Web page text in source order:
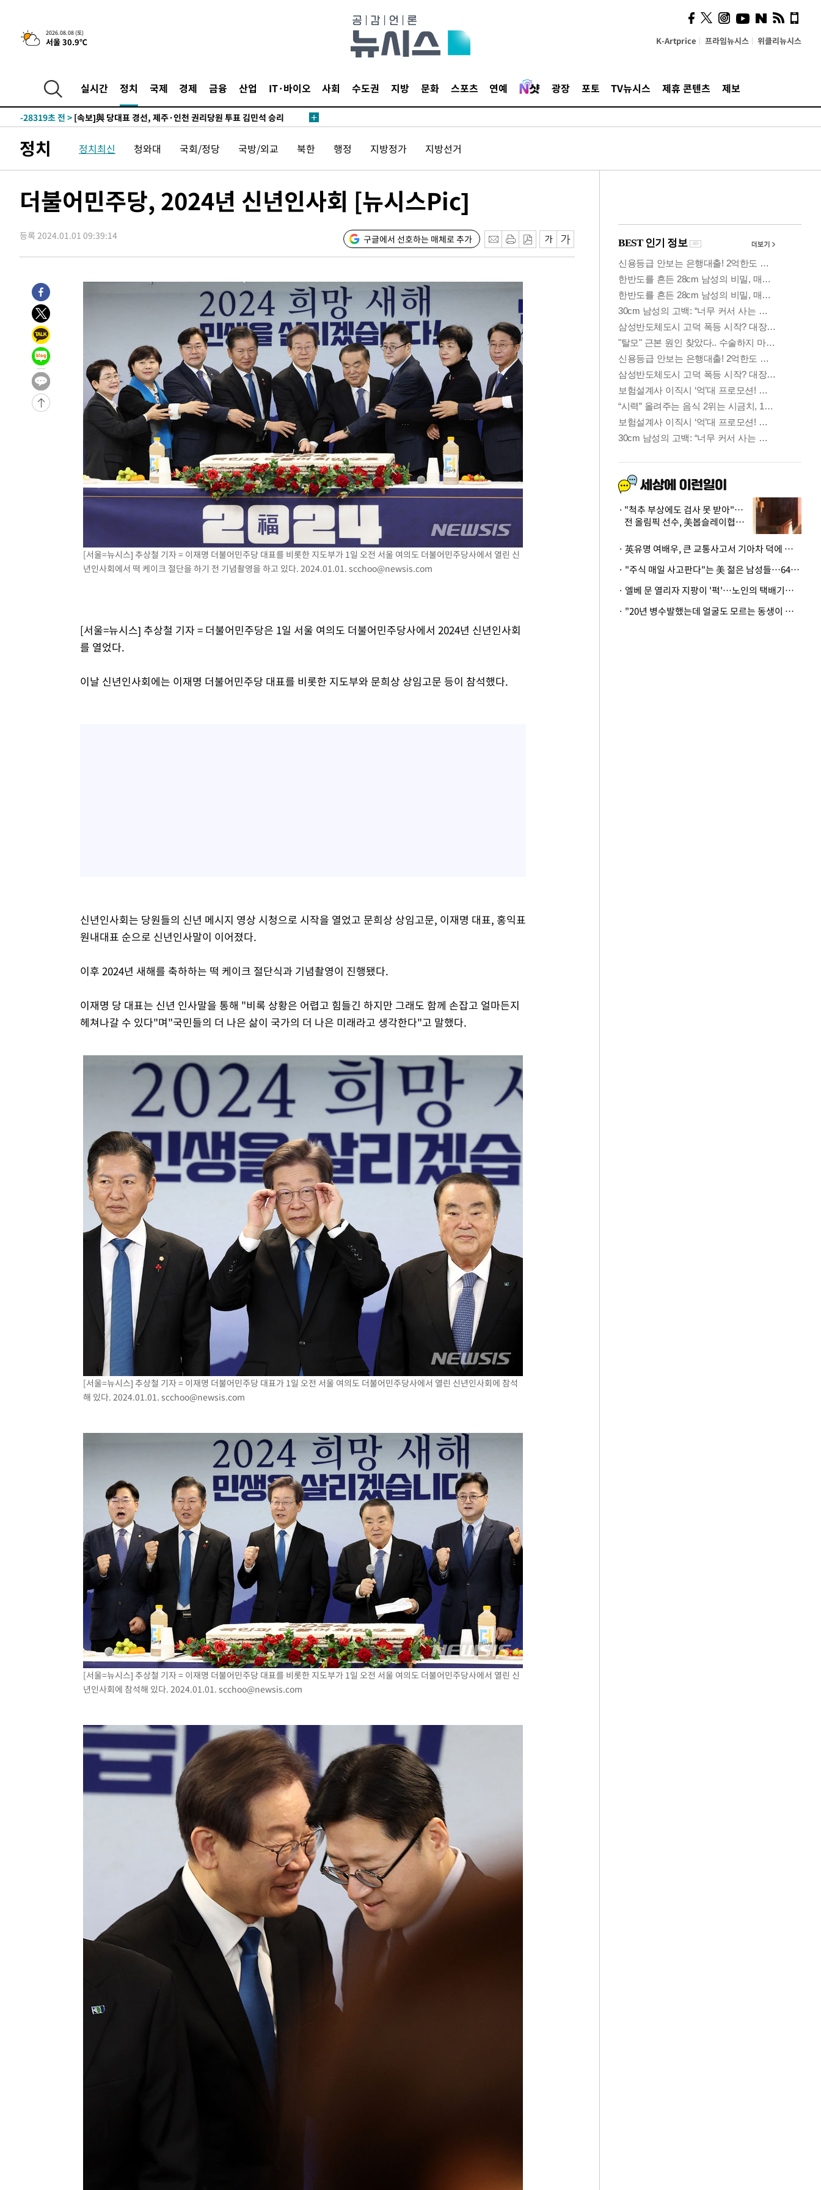
2026.08.08 (토)
서울 30.9℃ K-Artprice 프라임뉴시스 위클리뉴시스
실시간 정치 국제 경제 금융 산업 IT·바이오 사회 수도권 지방 문화 스포츠 연예 광장 포토 TV뉴시스 제휴 콘텐츠 제보
-29615초 전 >[속보]與최고위원 제주·인천 순회경선…박선원·최민희·서미화·
42.08%·宋 10.17%
-28384초 전 >
이강인 "아틀레티코 이적 기뻐…등번호 7번 의미보단 팀 위해 뛸
것"
-28319초 전 >[속보]與 당대표 경선, 제주·인천 권리당원 투표 김민석 승리
-22093초 전 >낮 최고 35도 '무더위'…동해안 시간당 30㎜ '강한 비'[내일날씨]
-21363초 전 >
틀레티코 이적"
-21145초 전 >
수도권 40도 육박 '펄펄'…동해안 일부 지역엔 호의주의보
-14059초 전 >강릉에 시간당 81.4㎜ 물폭탄…도로 잠기고 담벼락 붕괴
-10166초 전 >백운산서 80년근 천종산삼 9뿌리 발견…감정가 1.3억원
-5410초 전 >
-4786초 전 >여수 오동도 해상서 모터보트 전복…1명 사망·1명 실종
주 날씨]
32분 전 >
축구협회 "압수수색·성접대 논란 사과…쇄신의 기회로 삼겠다"
57분 전 >
[속보]'압수수색·성접대 논란' 축구협회 "실망과 걱정 안겨드려 죄송"
4시간 전 >
'최고 37도' 폭염 지속…강원동해안 최대 150㎜ 비
6시간 전 >
[속보]뉴욕증시 상승 마감…S&P 0.6% 나스닥 1.3%↑
-29615초 전 >
[속보]與최고위원 제주·인천 순회경선…박선원·최민희·서미화·
한민수·김용 순
-29568초 전 >
[속보]김민석, 與 전대 당원투표 누적 득표율 45.42%로 1위… 정
청래 44.56%
-28850초 전 >
[속보]與 대표 경선 제주·인천 당원투표…金 47.75%·鄭
42.08%·宋 10.17%
-28384초 전 >
이강인 "아틀레티코 이적 기뻐…등번호 7번 의미보단 팀 위해 뛸
[속보]與 당대표 경선, 제주·인천 권리당원 투표 김민석 승리
낮 최고 35도 '무더위'…동해안 시간당 30㎜ '강한 비'[내일날씨]
[속보]이강인 "감독님이 원하는 마음 느꼈고, 많은 트로피 원해 아
수도권 40도 육박 '펄펄'…동해안 일부 지역엔 호의주의보
온열질환 사망자 3명 늘어…누적 환자 3000명 돌파
강릉에 시간당 81.4㎜ 물폭탄…도로 잠기고 담벼락 붕괴
백운산서 80년근 천종산삼 9뿌리 발견…감정가 1.3억원
선재도서 해루질 나섰다 실종 60대, 닷새 만에 숨진 채 발견
남자 농구, 나고야 아시안게임서 '홈팀' 일본과 한일전
[속보]'압수수색·성접대 논란' 축구협회 "실망과 걱정 안겨드려 죄송"
'최고 37도' 폭염 지속…강원동해안 최대 150㎜ 비
정치 정치최신 청와대 국회/정당 국방/외교 북한 행정 지방정가 지방선거
더불어민주당, 2024년 신년인사회 [뉴시스Pic]
등록 2024.01.01 09:39:14 구글에서 선호하는 매체로 추가
[서울=뉴시스] 추상철 기자 = 이재명 더불어민주당 대표를 비롯한 지도부가 1일 오전 서울 여의도 더불어민주당사에서 열린 신
년인사회에서 떡 케이크 절단을 하기 전 기념촬영을 하고 있다. 2024.01.01. scchoo@newsis.com
[서울=뉴시스] 추상철 기자 = 더불어민주당은 1일 서울 여의도 더불어민주당사에서 2024년 신년인사회
를 열었다.
이날 신년인사회에는 이재명 더불어민주당 대표를 비롯한 지도부와 문희상 상임고문 등이 참석했다.
신년인사회는 당원들의 신년 메시지 영상 시청으로 시작을 열었고 문희상 상임고문, 이재명 대표, 홍익표
원내대표 순으로 신년인사말이 이어졌다.
이후 2024년 새해를 축하하는 떡 케이크 절단식과 기념촬영이 진행됐다.
이재명 당 대표는 신년 인사말을 통해 "비록 상황은 어렵고 힘들긴 하지만 그래도 함께 손잡고 얼마든지
헤쳐나갈 수 있다"며"국민들의 더 나은 삶이 국가의 더 나은 미래라고 생각한다"고 말했다.
[서울=뉴시스] 추상철 기자 = 이재명 더불어민주당 대표가 1일 오전 서울 여의도 더불어민주당사에서 열린 신년인사회에 참석
해 있다. 2024.01.01. scchoo@newsis.com
[서울=뉴시스] 추상철 기자 = 이재명 더불어민주당 대표를 비롯한 지도부가 1일 오전 서울 여의도 더불어민주당사에서 열린 신
년인사회에 참석해 있다. 2024.01.01. scchoo@newsis.com
사이 해답 찾았죠"…알을
깨고 나온 '초자아'
"척추 부상에도 검사 못 받아"…
전 올림픽 선수, 美봅슬레이협회
· 英유명 여배우, 큰 교통사고서 기아차 덕에 살았다
· "주식 매일 사고판다"는 美 젊은 남성들…64%가 "나는 인생의 패배자“
· 엘베 문 열리자 지팡이 '퍽'…노인의 택배기사 폭행 이유
· "20년 병수발했는데 얼굴도 모르는 동생이 유산 절반을"…배다른 형제 상속권 있을까